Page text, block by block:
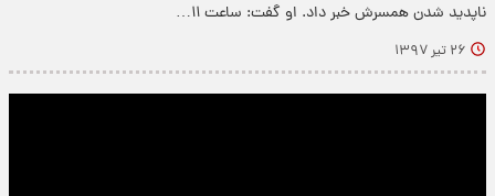
ناپدید شدن همسرش خبر داد. او گفت: ساعت ۱۱…
۲۶ تیر ۱۳۹۷